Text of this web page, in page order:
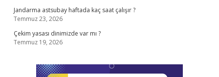
Jandarma astsubay haftada kaç saat çalışır ?
Temmuz 23, 2026
Çekim yasası dinimizde var mı ?
Temmuz 19, 2026